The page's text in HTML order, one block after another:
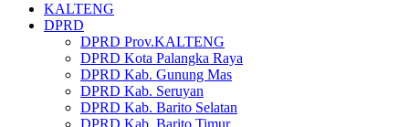
KALTENG
DPRD
DPRD Prov.KALTENG
DPRD Kota Palangka Raya
DPRD Kab. Gunung Mas
DPRD Kab. Seruyan
DPRD Kab. Barito Selatan
DPRD Kab. Barito Timur